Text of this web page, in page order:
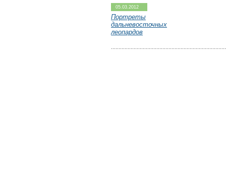
05.03.2012
Портреты
дальневосточных
леопардов